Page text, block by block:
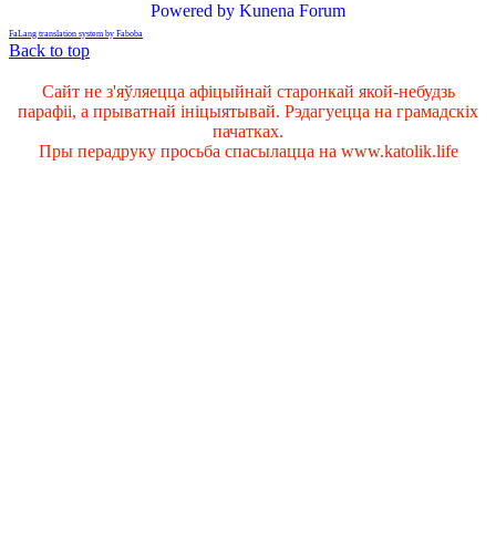
Powered by Kunena Forum
FaLang translation system by Faboba
Back to top
Сайт не з'яўляецца афіцыйнай старонкай якой-небудзь
парафіі, а прыватнай ініцыятывай. Рэдагуецца на грамадскіх
пачатках.
Пры перадруку просьба спасылацца на www.katolik.life